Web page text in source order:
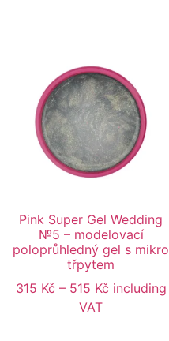
Pink Super Gel Wedding
№5 – modelovací
poloprůhledný gel s mikro
třpytem
315 Kč – 515 Kč including
VAT